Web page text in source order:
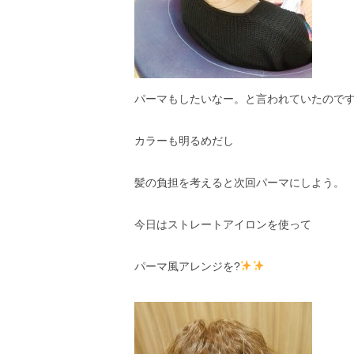
パーマもしたいなー。と言われていたので
カラーも明るめだし
髪の負担を考えると次回パーマにしよう。
今日はストレートアイロンを使って
パーマ風アレンジを?